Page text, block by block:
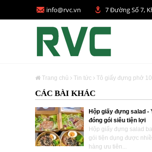
info@rvc.vn 7 Đường Số 7,
Trang chủ Tin tức Tô giấy đựng phở
CÁC BÀI KHÁC
Hộp giấy đựng salad -
đóng gói siêu tiện lợi
Hộp giấy đựng salad
gói tiện dụng được
hàng ưu tiên...